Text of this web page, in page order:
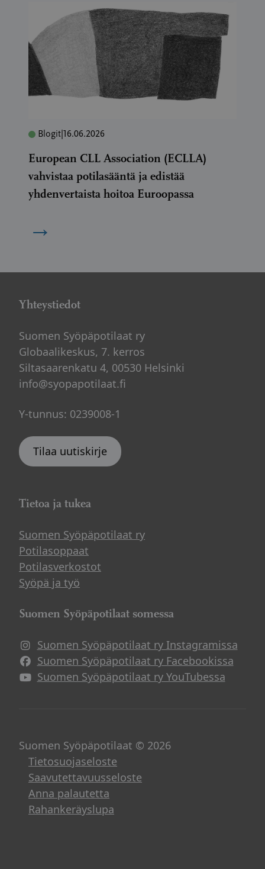
Blogit 16.06.2026
European CLL Association (ECLLA)
vahvistaa potilasääntä ja edistää
yhdenvertaista hoitoa Euroopassa
→
Yhteystiedot
Suomen Syöpäpotilaat ry
Globaalikeskus, 7. kerros
Siltasaarenkatu 4, 00530 Helsinki
info@syopapotilaat.fi
Y-tunnus: 0239008-1
Tilaa uutiskirje
Tietoa ja tukea
Suomen Syöpäpotilaat ry
Potilasoppaat
Potilasverkostot
Syöpä ja työ
Suomen Syöpäpotilaat somessa
Suomen Syöpäpotilaat ry Instagramissa
Suomen Syöpäpotilaat ry Facebookissa
Suomen Syöpäpotilaat ry YouTubessa
Suomen Syöpäpotilaat © 2026
Tietosuojaseloste
Saavutettavuusseloste
Anna palautetta
Rahankeräyslupa